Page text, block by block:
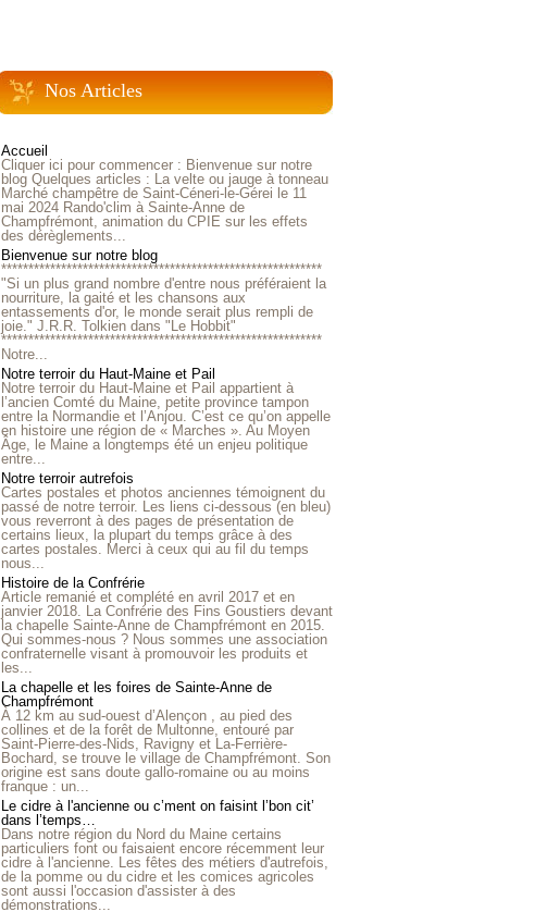
Nos Articles
Accueil
Cliquer ici pour commencer : Bienvenue sur notre
blog Quelques articles : La velte ou jauge à tonneau
Marché champêtre de Saint-Céneri-le-Gérei le 11
mai 2024 Rando'clim à Sainte-Anne de
Champfrémont, animation du CPIE sur les effets
des dérèglements...
Bienvenue sur notre blog
***********************************************************
"Si un plus grand nombre d'entre nous préféraient la
nourriture, la gaité et les chansons aux
entassements d'or, le monde serait plus rempli de
joie." J.R.R. Tolkien dans "Le Hobbit"
***********************************************************
Notre...
Notre terroir du Haut-Maine et Pail
Notre terroir du Haut-Maine et Pail appartient à
l’ancien Comté du Maine, petite province tampon
entre la Normandie et l’Anjou. C’est ce qu’on appelle
en histoire une région de « Marches ». Au Moyen
Âge, le Maine a longtemps été un enjeu politique
entre...
Notre terroir autrefois
Cartes postales et photos anciennes témoignent du
passé de notre terroir. Les liens ci-dessous (en bleu)
vous reverront à des pages de présentation de
certains lieux, la plupart du temps grâce à des
cartes postales. Merci à ceux qui au fil du temps
nous...
Histoire de la Confrérie
Article remanié et complété en avril 2017 et en
janvier 2018. La Confrérie des Fins Goustiers devant
la chapelle Sainte-Anne de Champfrémont en 2015.
Qui sommes-nous ? Nous sommes une association
confraternelle visant à promouvoir les produits et
les...
La chapelle et les foires de Sainte-Anne de
Champfrémont
À 12 km au sud-ouest d’Alençon , au pied des
collines et de la forêt de Multonne, entouré par
Saint-Pierre-des-Nids, Ravigny et La-Ferrière-
Bochard, se trouve le village de Champfrémont. Son
origine est sans doute gallo-romaine ou au moins
franque : un...
Le cidre à l'ancienne ou c’ment on faisint l’bon cit’
dans l’temps…
Dans notre région du Nord du Maine certains
particuliers font ou faisaient encore récemment leur
cidre à l'ancienne. Les fêtes des métiers d'autrefois,
de la pomme ou du cidre et les comices agricoles
sont aussi l'occasion d'assister à des
démonstrations...